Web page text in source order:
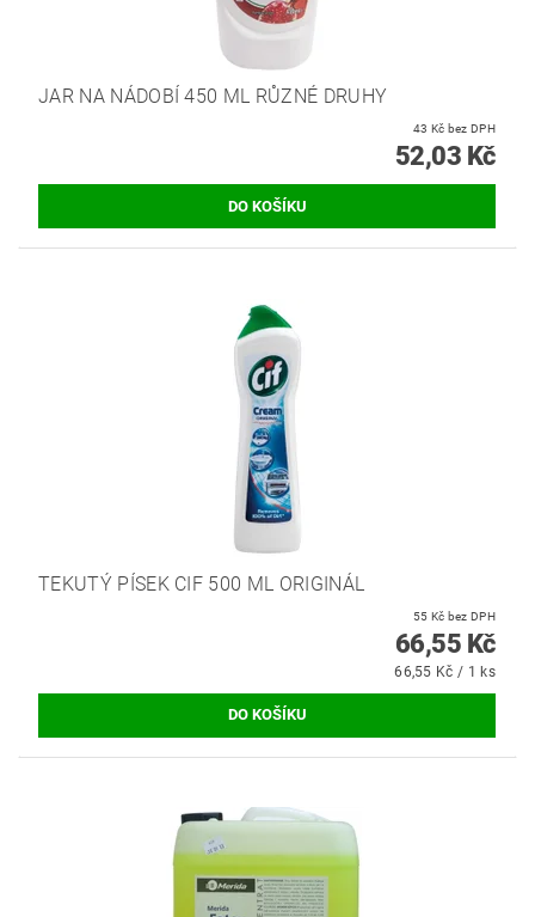
JAR NA NÁDOBÍ 450 ML RŮZNÉ DRUHY
43 Kč bez DPH
52,03 Kč
TEKUTÝ PÍSEK CIF 500 ML ORIGINÁL
55 Kč bez DPH
66,55 Kč
66,55 Kč / 1 ks